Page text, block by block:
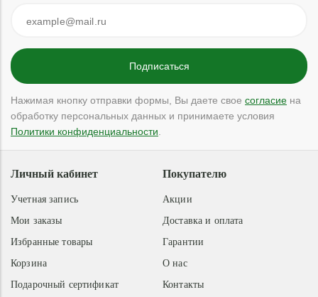
Нажимая кнопку отправки формы, Вы даете свое согласие на
обработку персональных данных и принимаете условия
Политики конфиденциальности
Покупателю
Акции
Доставка и оплата
Гарантии
О нас
Контакты
Личный кабинет
Учетная запись
Мои заказы
Избранные товары
Корзина
Подарочный сертификат